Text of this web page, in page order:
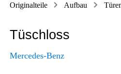
Originalteile Aufbau
Tüschloss
Mercedes-Benz